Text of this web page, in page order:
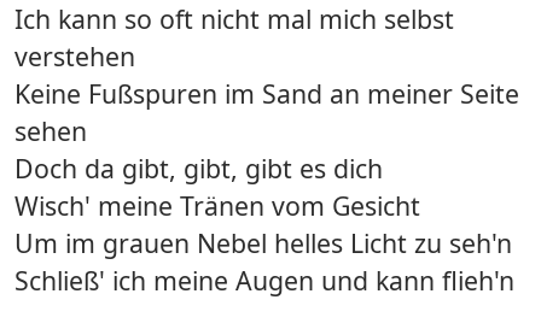
Ich kann so oft nicht mal mich selbst
verstehen
Keine Fußspuren im Sand an meiner Seite
sehen
Doch da gibt, gibt, gibt es dich
Wisch' meine Tränen vom Gesicht
Um im grauen Nebel helles Licht zu seh'n
Schließ' ich meine Augen und kann flieh'n